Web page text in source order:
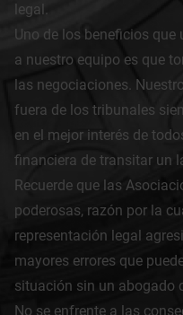
legal.
Uno de los beneficios
a nuestro equipo es que
las negociaciones.
fuera de los tribunales
en el mejor interés de
financiera de transitar un
Recuerde que las
poderosas, razón por la
representación legal
mayores errores que
situación sin un abogado
No se enfrente a las